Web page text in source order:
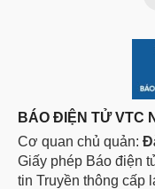
BÁO ĐIỆN TỬ VTC
Cơ quan chủ quản:
Giấy phép Báo điện
tin Truyền thông cấp